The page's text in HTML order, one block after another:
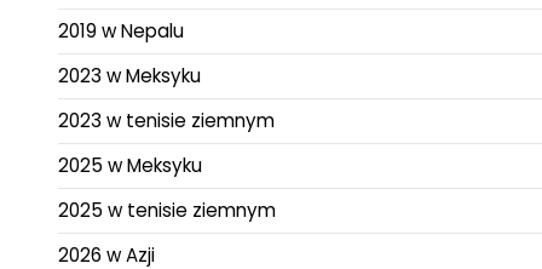
2019 w Nepalu
2023 w Meksyku
2023 w tenisie ziemnym
2025 w Meksyku
2025 w tenisie ziemnym
2026 w Azji